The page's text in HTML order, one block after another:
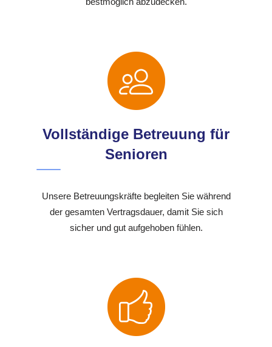
Vollständige Betreuung für
Senioren
Unsere Betreuungskräfte begleiten Sie während
der gesamten Vertragsdauer, damit Sie sich
sicher und gut aufgehoben fühlen.